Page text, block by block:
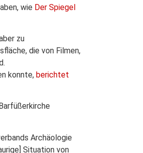
wie Der Spiegel
zu
die von Filmen,
konnte,berichtet
Archäologie
Situation von